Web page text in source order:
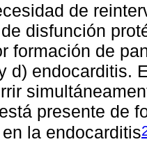
de
disfunción
formación de
d) endocarditis.
presente de
la endocarditis